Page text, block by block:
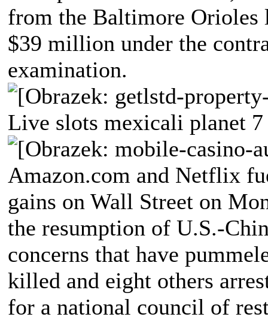
from the Baltimore Orioles
$39 million under the
examination.
Live slots mexicali planet 7
Amazon.com and Netflix
gains on Wall Street on
the resumption of U.S.-
concerns that have
killed and eight others
for a national council of